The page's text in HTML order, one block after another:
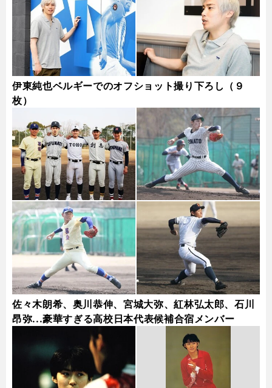
伊東純也ベルギーでのオフショット撮り下ろし（９
枚）
佐々木朗希、奥川恭伸、宮城大弥、紅林弘太郎、石川
昂弥...豪華すぎる高校日本代表候補合宿メンバー